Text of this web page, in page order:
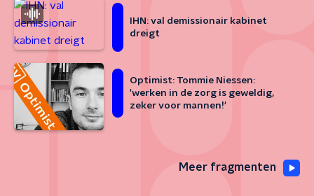
IHN: val demissionair kabinet
dreigt
Optimist: Tommie Niessen:
'werken in de zorg is geweldig,
zeker voor mannen!'
Meer fragmenten